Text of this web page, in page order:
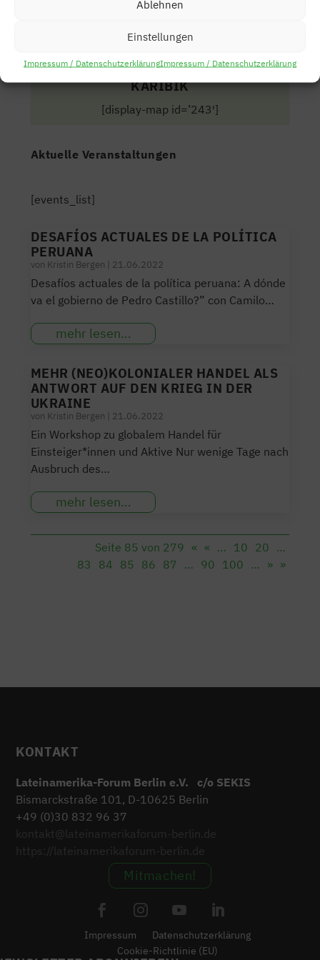
Ablehnen
Einstellungen
Impressum / DatenschutzerklärungImpressum / Datenschutzerklärung
oder nutze die Navigation oben, um den Beitrag zu
KARIBIK
[display-map id=’243′]
Aktuelle Veranstaltungen
[events_list]
DESAFÍOS ACTUALES DE LA POLÍTICA
PERUANA
von Kristin Bergen 21.06.2022
Desafíos actuales de la política peruana: A dónde
va el gobierno de Pedro Castillo?” con Camilo…
mehr lesen…
MEHR (NEO)KOLONIALER HANDEL ALS
ANTWORT AUF DEN KRIEG IN DER
UKRAINE
von Kristin Bergen 21.06.2022
Ein Workshop zu globalem Handel für
Einsteiger*innen und Aktive Nur wenige Tage nach
Ausbruch des…
mehr lesen…
Seite 85 von 279 « « … 10 20 …
83
84 85 86 87 … 90 100 … » »
KONTAKT
Lateinamerika-Forum Berlin e.V. c/o SEKIS
Bismarckstraße 101, D-10625 Berlin
+49 (0)30 832 96 37
kontakt@lateinamerikaforum-berlin.de
https://lateinamerikaforum-berlin.de
Mitmachen!
Impressum
Datenschutzerklärung
Cookie-Richtlinie (EU)